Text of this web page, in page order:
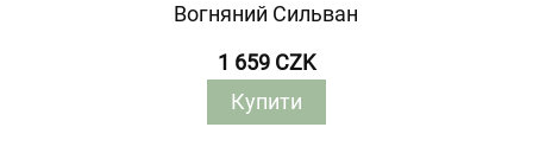
Вогняний Сильван
1 659 CZK
Купити